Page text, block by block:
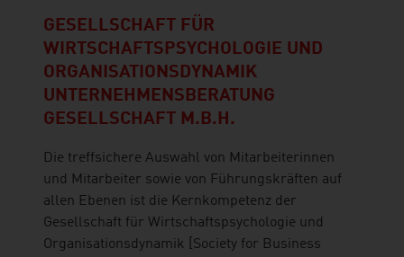
GESELLSCHAFT FÜR
WIRTSCHAFTSPSYCHOLOGIE UND
ORGANISATIONSDYNAMIK
UNTERNEHMENSBERATUNG
GESELLSCHAFT M.B.H.
Die treffsichere Auswahl von Mitarbeiterinnen
und Mitarbeiter sowie von Führungskräften auf
allen Ebenen ist die Kernkompetenz der
Gesellschaft für Wirtschaftspsychologie und
Organisationsdynamik [Society for Business